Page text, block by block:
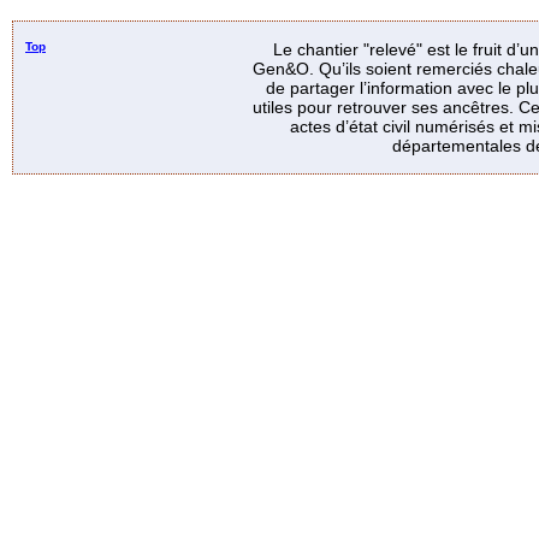
Top
Le chantier "relevé" est le fruit
Gen&O. Qu’ils soient remerciés
de partager l’information avec le
utiles pour retrouver ses ancêtres.
actes d’état civil numérisés et
départementales